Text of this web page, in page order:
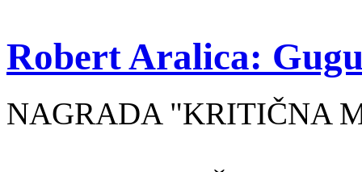
Robert Aralica:
NAGRADA "KRITIČNA